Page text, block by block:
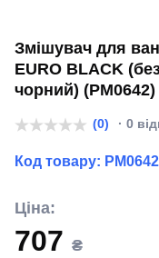
Змішувач для
EURO BLACK
чорний) (PM0642)
(0) · 0
Код товару: PM0642
Ціна:
707 ₴